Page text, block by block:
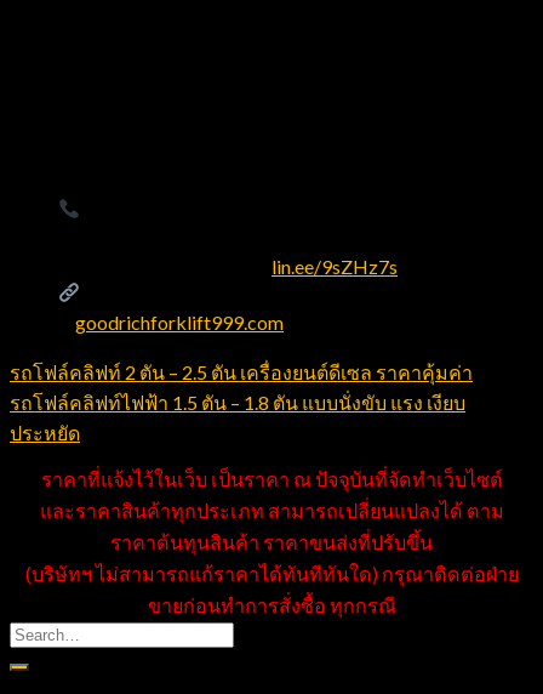
lin.ee/9sZHz7s
goodrichforklift999.com
รถโฟล์คลิฟท์ 2 ตัน – 2.5 ตัน เครื่องยนต์ดีเซล ราคาคุ้มค่า
รถโฟล์คลิฟท์ไฟฟ้า 1.5 ตัน – 1.8 ตัน แบบนั่งขับ แรง เงียบ
ประหยัด
ราคาที่แจ้งไว้ในเว็บ เป็นราคา ณ ปัจจุบันที่จัดทำเว็บไซต์
และราคาสินค้าทุกประเภท สามารถเปลี่ยนแปลงได้ ตาม
ราคาต้นทุนสินค้า ราคาขนส่งที่ปรับขึ้น
(บริษัทฯ ไม่สามารถแก้ราคาได้ทันทีทันใด) กรุณาติดต่อฝ่าย
ขายก่อนทำการสั่งซื้อ ทุกกรณี